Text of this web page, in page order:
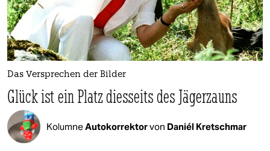
Das Versprechen der Bilder
Glück ist ein Platz diesseits des Jägerzauns
KolumneAutokorrektorvon Daniél Kretschmar